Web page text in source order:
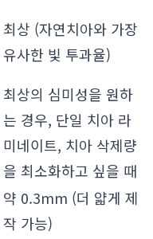
최상 (자연치아와 가장
유사한 빛 투과율)
최상의 심미성을 원하
는 경우, 단일 치아 라
미네이트, 치아 삭제량
을 최소화하고 싶을 때
약 0.3mm (더 얇게 제
작 가능)